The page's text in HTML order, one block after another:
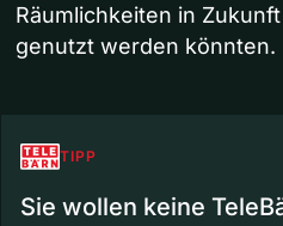
Räumlichkeiten in
genutzt werden könnten.
TIPP
Sie wollen keine